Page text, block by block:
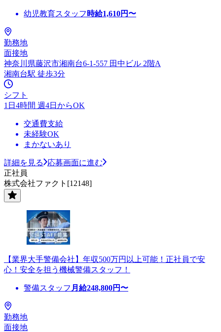
幼児教育スタッフ 時給1,610円〜
勤務地
面接地
神奈川県藤沢市湘南台6-1-557 田中ビル 2階A
湘南台駅 徒歩3分
シフト
1日4時間 週4日からOK
交通費支給
未経験OK
まかないあり
詳細を見る
応募画面に進む
正社員
株式会社ファクト[12148]
【業界大手警備会社】年収500万円以上可能！正社員で安
心！安全を担う機械警備スタッフ！
警備スタッフ 月給248,800円〜
勤務地
面接地